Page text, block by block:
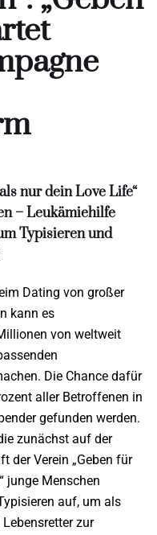
nur dein Love Life“
– Leukämiehilfe
Typisieren und
Dating von großer
kann es
von weltweit
Die Chance dafür
aller Betroffenen in
gefunden werden.
zunächst auf der
der Verein „Geben für
junge Menschen
auf, um als
zur